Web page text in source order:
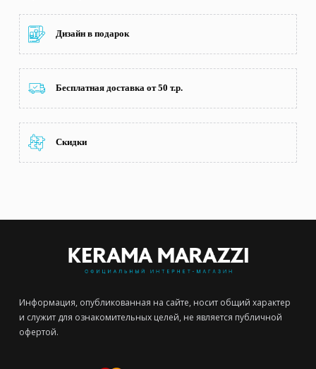
Дизайн в подарок
Бесплатная доставка от 50 т.р.
Скидки
Информация, опубликованная на сайте, носит общий характер
и служит для ознакомительных целей, не является публичной
офертой.